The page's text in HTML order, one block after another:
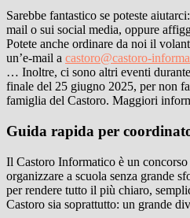
Sarebbe fantastico se poteste
mail o sui social media, oppure
Potete anche ordinare da noi il
un’e-mail a castoro@castoro-
… Inoltre, ci sono altri eventi
finale del 25 giugno 2025, per non
famiglia del Castoro. Maggiori
Guida rapida per
Il Castoro Informatico è un concorso
organizzare a scuola senza grande
per rendere tutto il più chiaro,
Castoro sia soprattutto: un grande